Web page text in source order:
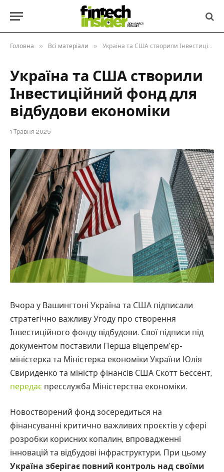
Головна » Всі матеріали » Україна та США створили Інвестиційний фонд для відбудови економіки
Україна та США створили
Інвестиційний фонд для
відбудови економіки
1 Травня 2025
Вчора у Вашингтоні Україна та США підписали
стратегічно важливу Угоду про створення
Інвестиційного фонду відбудови. Свої підписи під
документом поставили Перша віцепрем’єр-
міністерка та Міністерка економіки України Юлія
Свириденко та міністр фінансів США Скотт Бессент,
передає пресслужба Міністерства економіки.
Новостворений фонд зосередиться на
фінансуванні критично важливих проєктів у сфері
розробки корисних копалин, впровадженні
інновацій та відбудові інфраструктури. При цьому
Україна зберігає повний контроль над своїми